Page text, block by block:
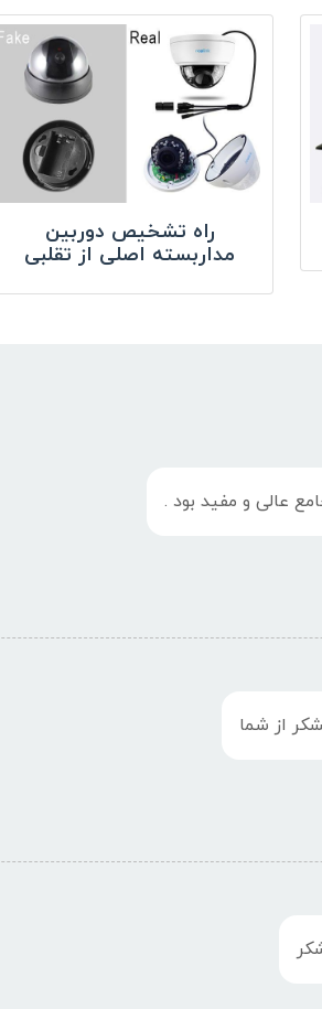
راه تشخیص دوربین
مداربسته اصلی از تقلبی
عالی و مفید بود .
از شما